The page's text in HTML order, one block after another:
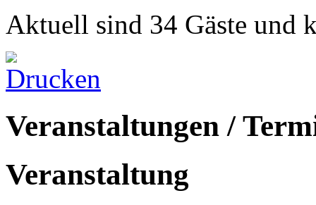
Aktuell sind 34 Gäste und
Veranstaltungen /
Veranstaltung